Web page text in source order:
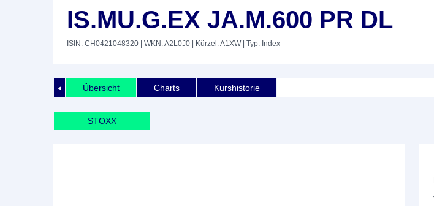
IS.MU.G.EX JA.M.600 PR DL
ISIN: CH0421048320 | WKN: A2L0J0 | Kürzel: A1XW| Typ: Index
◄ Übersicht Charts Kurshistorie
STOXX